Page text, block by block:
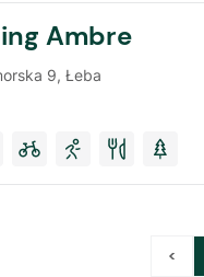
Ambre
9,Łeba
<